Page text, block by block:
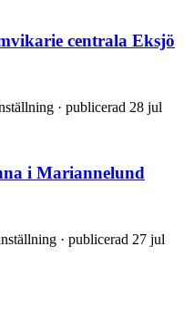
centrala Eksjö
· publicerad 28 jul
i Mariannelund
· publicerad 27 jul